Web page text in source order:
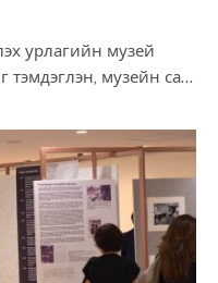
урлагийн музей
тэмдэглэн, музейн сан